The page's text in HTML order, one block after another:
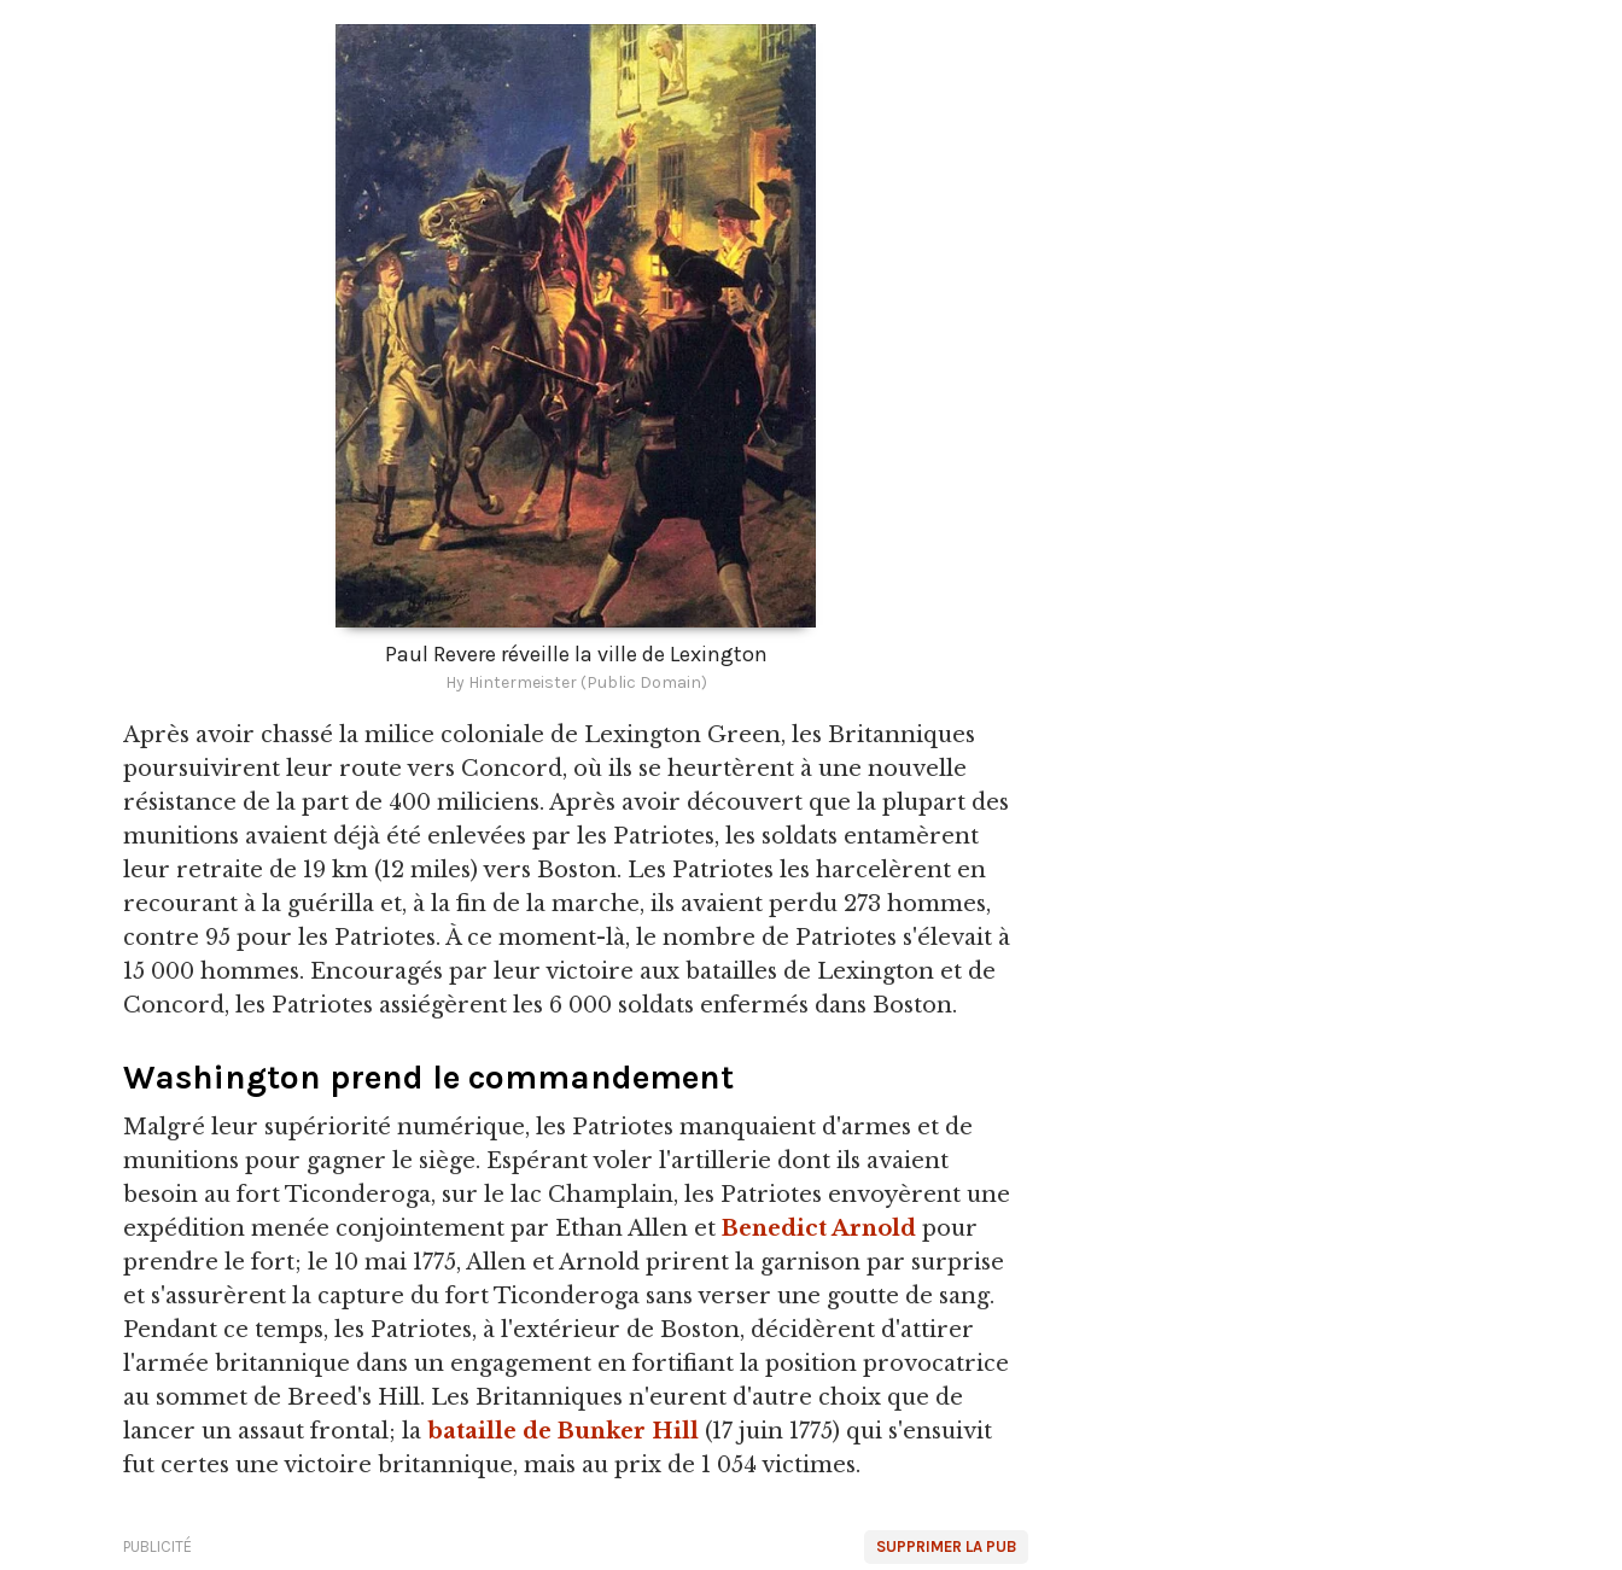
Paul Revere réveille la ville de Lexington
Hy Hintermeister (Public Domain)
Après avoir chassé la milice coloniale de Lexington Green, les Britanniques
poursuivirent leur route vers Concord, où ils se heurtèrent à une nouvelle
résistance de la part de 400 miliciens. Après avoir découvert que la plupart des
munitions avaient déjà été enlevées par les Patriotes, les soldats entamèrent
leur retraite de 19 km (12 miles) vers Boston. Les Patriotes les harcelèrent en
recourant à la guérilla et, à la fin de la marche, ils avaient perdu 273 hommes,
contre 95 pour les Patriotes. À ce moment-là, le nombre de Patriotes s'élevait à
15 000 hommes. Encouragés par leur victoire aux batailles de Lexington et de
Concord, les Patriotes assiégèrent les 6 000 soldats enfermés dans Boston.
Washington prend le commandement
Malgré leur supériorité numérique, les Patriotes manquaient d'armes et de
munitions pour gagner le siège. Espérant voler l'artillerie dont ils avaient
besoin au fort Ticonderoga, sur le lac Champlain, les Patriotes envoyèrent une
expédition menée conjointement par Ethan Allen et Benedict Arnold pour
prendre le fort; le 10 mai 1775, Allen et Arnold prirent la garnison par surprise
et s'assurèrent la capture du fort Ticonderoga sans verser une goutte de sang.
Pendant ce temps, les Patriotes, à l'extérieur de Boston, décidèrent d'attirer
l'armée britannique dans un engagement en fortifiant la position provocatrice
au sommet de Breed's Hill. Les Britanniques n'eurent d'autre choix que de
lancer un assaut frontal; la bataille de Bunker Hill (17 juin 1775) qui s'ensuivit
fut certes une victoire britannique, mais au prix de 1 054 victimes.
SUPPRIMER LA PUB
PUBLICITÉ